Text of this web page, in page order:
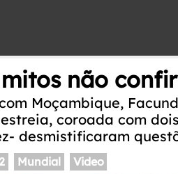
não
Moçambique,
coroada com
desmistificaram
Mundial Video